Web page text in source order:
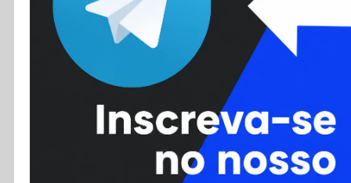
Colunas
Colaboradores
Cursos
Enviar Dica